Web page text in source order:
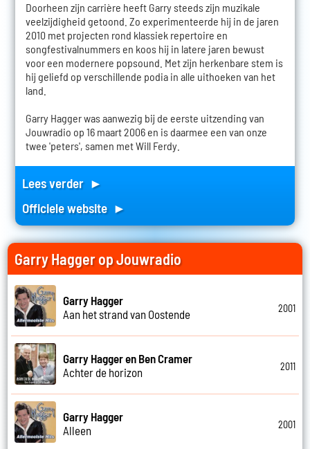
Doorheen zijn carrière heeft Garry steeds zijn muzikale
veelzijdigheid getoond. Zo experimenteerde hij in de jaren
2010 met projecten rond klassiek repertoire en
songfestivalnummers en koos hij in latere jaren bewust
voor een modernere popsound. Met zijn herkenbare stem is
hij geliefd op verschillende podia in alle uithoeken van het
land.
Garry Hagger was aanwezig bij de eerste uitzending van
Jouwradio op 16 maart 2006 en is daarmee een van onze
twee 'peters', samen met Will Ferdy.
Lees verder ►
Officiele website ►
Garry Hagger op Jouwradio
Garry Hagger
Aan het strand van Oostende
2001
Garry Hagger en Ben Cramer
Achter de horizon
2011
Garry Hagger
Alleen
2001